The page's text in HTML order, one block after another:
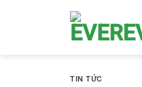
TIN TỨC